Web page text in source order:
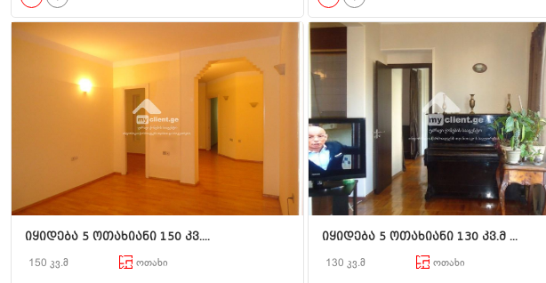
იყიდება 5 ოთახიანი 150 კვ....
150 კვ.მ ოთახი
იყიდება 5 ოთახიანი 130 კვ.მ ...
130 კვ.მ ოთახი